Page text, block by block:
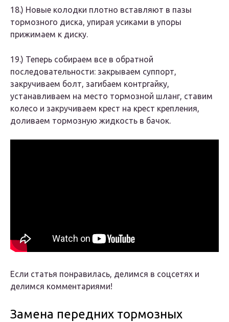
18.​) Новые колодки плотно вставляют в пазы
тормозного диска, упирая усиками в упоры
прижимаем к диску.
19.​) Теперь собираем все в обратной
последовательности: закрываем суппорт,
закручиваем болт, загибаем контргайку,
устанавливаем на место тормозной шланг, ставим
колесо и закручиваем крест на крест крепления,
доливаем тормозную жидкость в бачок.
Если статья понравилась, делимся в соцсетях и
делимся комментариями!
Замена передних тормозных